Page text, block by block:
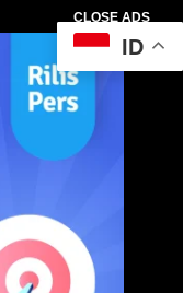
CLOSE ADS
ID